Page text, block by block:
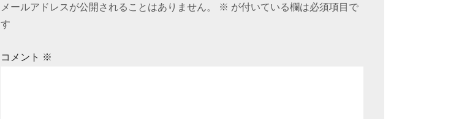
メールアドレスが公開されることはありません。 ※ が付いている欄は必須項目で
す
コメント ※